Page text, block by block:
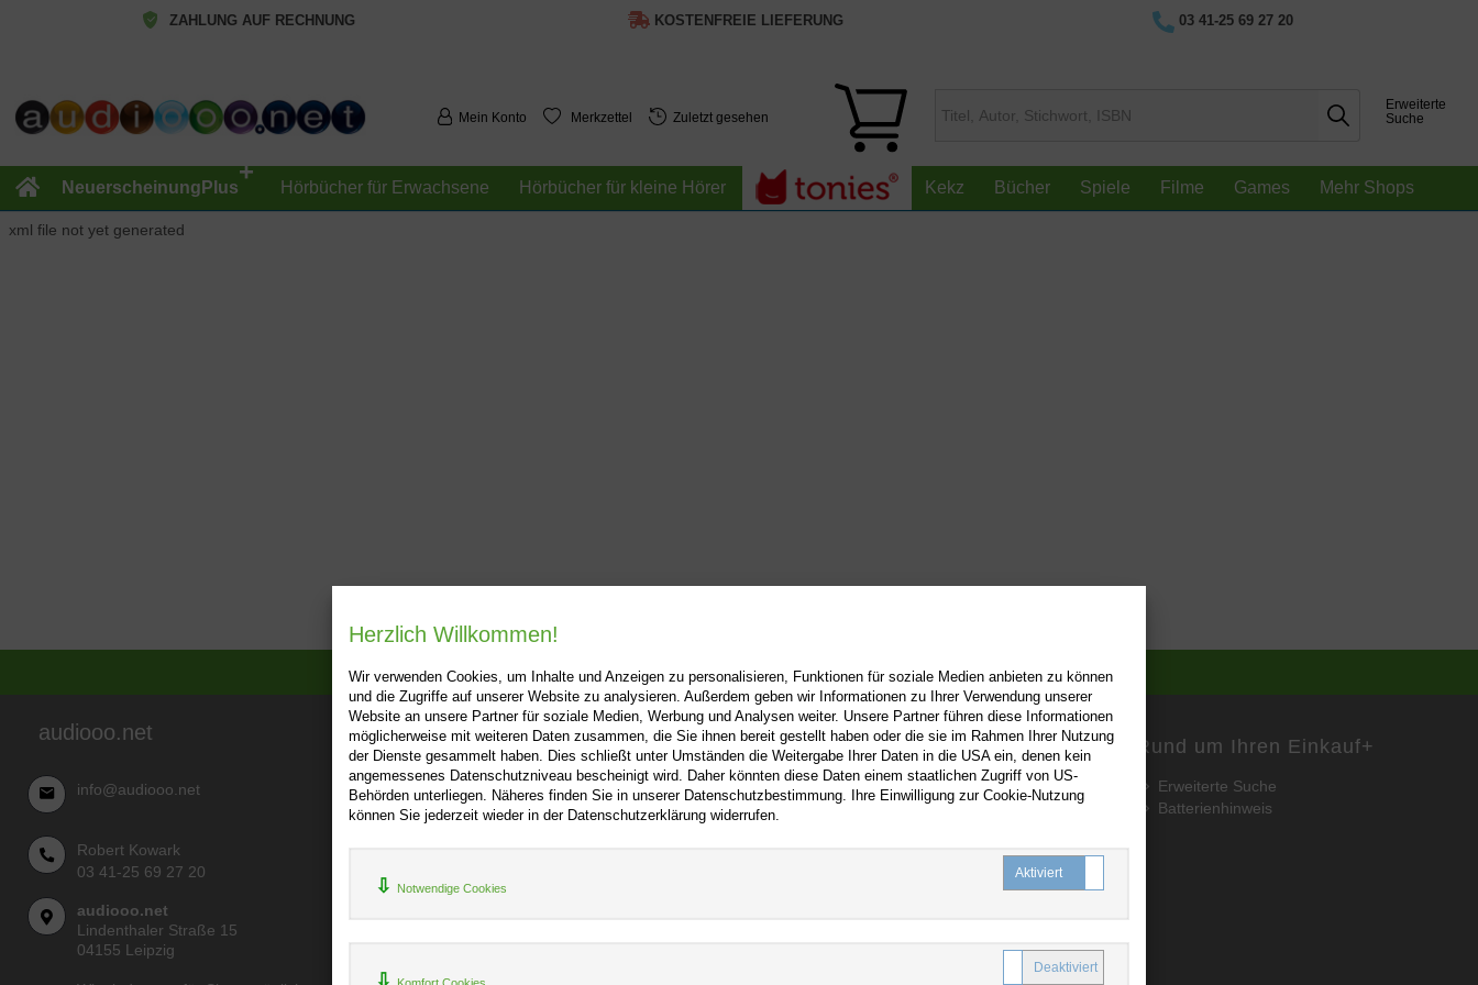
ZAHLUNG AUF RECHNUNG KOSTENFREIE LIEFERUNG 03 41-25 69 27 20
Mein Konto Merkzettel Zuletzt gesehen
Erweiterte
Suche
NeuerscheinungPlus
+
Hörbücher für Erwachsene Hörbücher für kleine Hörer Kekz Bücher Spiele Filme Games Mehr Shops
xml file not yet generated
audiooo.net
info@audiooo.net
Robert Kowark
03 41-25 69 27 20
audiooo.net
Lindenthaler Straße 15
04155 Leipzig
Über audiooo.net+
AGB
Impressum
Hilfe+
Kontakt
Newsletter
Rund um Ihren Einkauf+
Erweiterte Suche
Batterienhinweis
Herzlich Willkommen!
Wir verwenden Cookies, um Inhalte und Anzeigen zu personalisieren, Funktionen für soziale Medien anbieten zu können
und die Zugriffe auf unserer Website zu analysieren. Außerdem geben wir Informationen zu Ihrer Verwendung unserer
Website an unsere Partner für soziale Medien, Werbung und Analysen weiter. Unsere Partner führen diese Informationen
möglicherweise mit weiteren Daten zusammen, die Sie ihnen bereit gestellt haben oder die sie im Rahmen Ihrer Nutzung
der Dienste gesammelt haben. Dies schließt unter Umständen die Weitergabe Ihrer Daten in die USA ein, denen kein
angemessenes Datenschutzniveau bescheinigt wird. Daher könnten diese Daten einem staatlichen Zugriff von US-
Behörden unterliegen. Näheres finden Sie in unserer Datenschutzbestimmung. Ihre Einwilligung zur Cookie-Nutzung
können Sie jederzeit wieder in der Datenschutzerklärung widerrufen.
Notwendige Cookies